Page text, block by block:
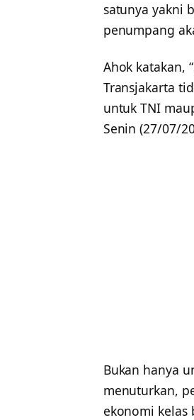
satunya yakni
penumpang
Ahok katakan,
Transjakarta
untuk TNI
Senin (27/07/
Bukan hanya
menuturkan,
ekonomi kelas